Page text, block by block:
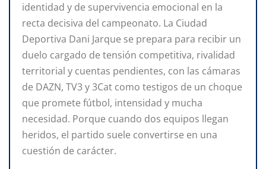
identidad y de supervivencia emocional en la
recta decisiva del campeonato. La Ciudad
Deportiva Dani Jarque se prepara para recibir un
duelo cargado de tensión competitiva, rivalidad
territorial y cuentas pendientes, con las cámaras
de DAZN, TV3 y 3Cat como testigos de un choque
que promete fútbol, intensidad y mucha
necesidad. Porque cuando dos equipos llegan
heridos, el partido suele convertirse en una
cuestión de carácter.